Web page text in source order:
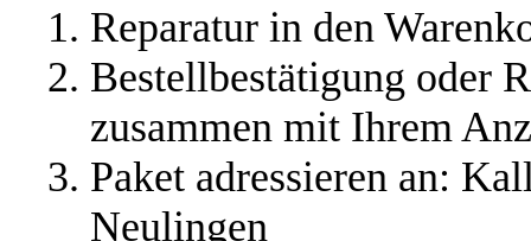
Reparatur in den
Bestellbestätigung oder
zusammen mit Ihrem
Paket adressieren an:
Neulingen